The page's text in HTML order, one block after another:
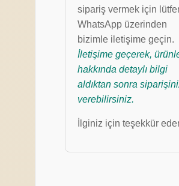
sipariş vermek için
WhatsApp üzerinden
bizimle iletişime geçin.
İletişime geçerek,
hakkında detaylı bilgi
aldıktan sonra
verebilirsiniz.
İlginiz için teşekkür